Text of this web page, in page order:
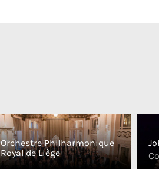
Orchestre Philharmonique
Royal de Liège